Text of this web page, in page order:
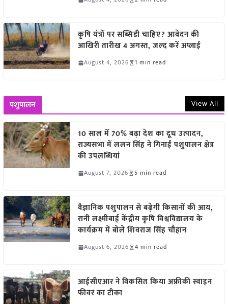
कृषि यंत्रों पर सब्सिडी चाहिए? आवेदन की
आखिरी तारीख 4 अगस्त, जल्द करें अप्लाई
August 4, 2026 1 min read
पशुपालन View All
10 साल में 70% बढ़ा देश का दूध उत्पादन,
राज्यसभा में ललन सिंह ने गिनाईं पशुपालन क्षेत्र
की उपलब्धियां
August 7, 2026 5 min read
वैज्ञानिक पशुपालन से बढ़ेगी किसानों की आय,
रानी लक्ष्मीबाई केंद्रीय कृषि विश्वविद्यालय के
कार्यक्रम में बोले शिवराज सिंह चौहान
August 6, 2026 4 min read
आईसीएआर ने विकसित किया अफ्रीकी स्वाइन
फीवर का टीका